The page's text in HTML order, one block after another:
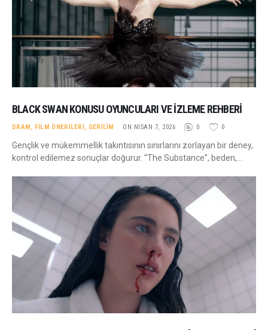
BLACK SWAN KONUSU OYUNCULARI VE İZLEME REHBERI
DRAM, FILM ÖNERILERI, GERILIM ON NISAN 7, 2026 0 0
Gençlik ve mükemmellik takıntısının sınırlarını zorlayan bir deney,
kontrol edilemez sonuçlar doğurur. “The Substance”, beden,…